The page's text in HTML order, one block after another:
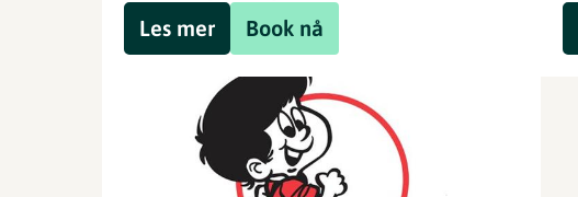
Book nå
Les mer